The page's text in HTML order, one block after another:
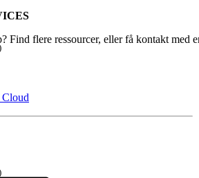
Ryd alle Udført
Find flere ressourcer, eller få kontakt med
Cloud